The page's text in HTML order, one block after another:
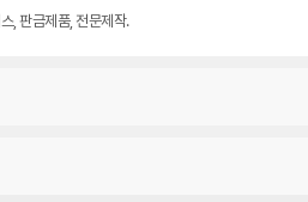
, 판금제품, 전문제작.